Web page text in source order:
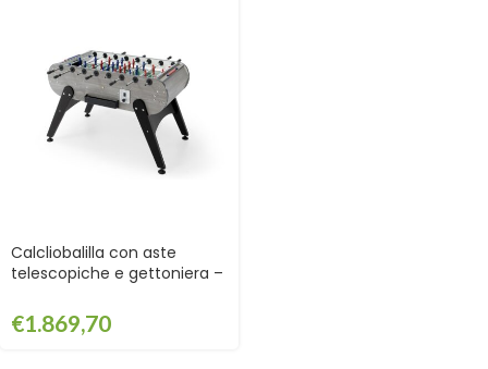
Calcliobalilla con aste
telescopiche e gettoniera –
€1.869,70